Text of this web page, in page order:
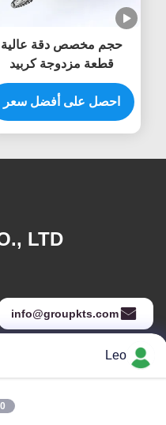
حجم مخصص دقة عالية
قطعة مزدوجة كربيد
التونغستين الصفيحة
6mm شنك الموت طاحونة
الحفر Burr قطع
احصل على أفضل سعر
LTD.
info@groupkts.com
Leo